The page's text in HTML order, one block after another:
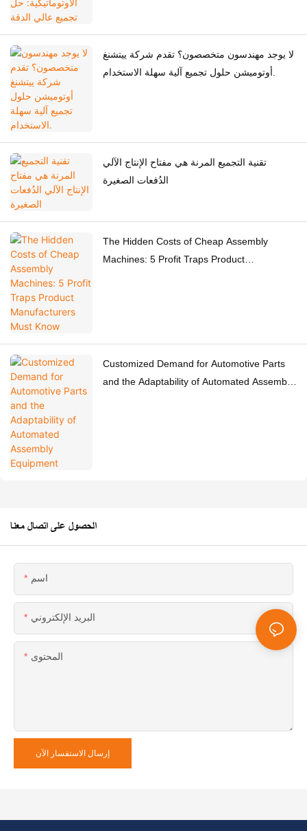
لا يوجد مهندسون متخصصون؟ تقدم شركة ييتشنغ
تقنية التجميع المرنة هي مفتاح الإنتاج الآلي
الدُفعات الصغيرة
The Hidden Costs of Cheap Assembly
Machines: 5 Profit Traps Product
Customized Demand for Automotive Parts
and the Adaptability of Automated Assembly
الحصول على اتصال معنا
اسم
البريد الإلكتروني
المحتوى
إرسال الاستفسار الآن